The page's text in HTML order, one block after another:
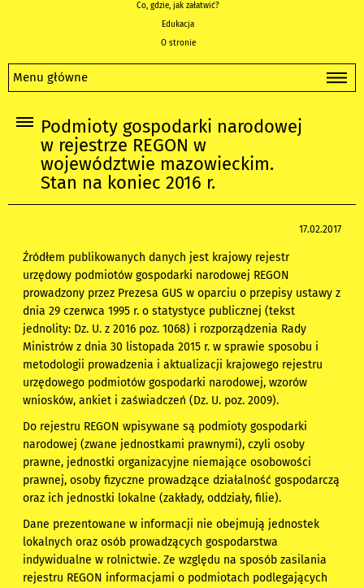
Co, gdzie, jak załatwić?
Edukacja
O stronie
Menu główne
Podmioty gospodarki narodowej
w rejestrze REGON w
województwie mazowieckim.
Stan na koniec 2016 r.
17.02.2017
Źródłem publikowanych danych jest krajowy rejestr
urzędowy podmiotów gospodarki narodowej REGON
prowadzony przez Prezesa GUS w oparciu o przepisy ustawy z
dnia 29 czerwca 1995 r. o statystyce publicznej (tekst
jednolity: Dz. U. z 2016 poz. 1068) i rozporządzenia Rady
Ministrów z dnia 30 listopada 2015 r. w sprawie sposobu i
metodologii prowadzenia i aktualizacji krajowego rejestru
urzędowego podmiotów gospodarki narodowej, wzorów
wniosków, ankiet i zaświadczeń (Dz. U. poz. 2009).
Do rejestru REGON wpisywane są podmioty gospodarki
narodowej (zwane jednostkami prawnymi), czyli osoby
prawne, jednostki organizacyjne niemające osobowości
prawnej, osoby fizyczne prowadzące działalność gospodarczą
oraz ich jednostki lokalne (zakłady, oddziały, filie).
Dane prezentowane w informacji nie obejmują jednostek
lokalnych oraz osób prowadzących gospodarstwa
indywidualne w rolnictwie. Ze względu na sposób zasilania
rejestru REGON informacjami o podmiotach podlegających